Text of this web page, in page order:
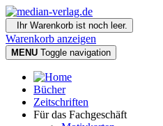
Ihr Warenkorb ist noch leer.
Warenkorb anzeigen
MENU Toggle navigation
Bücher
Zeitschriften
Für das Fachgeschäft